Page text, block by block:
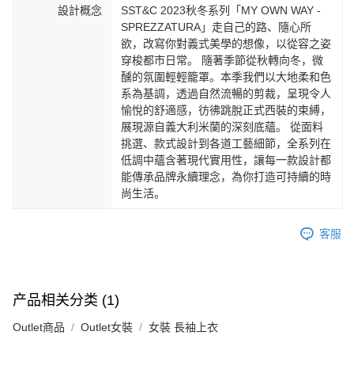
設計概念
SST&C 2023秋冬系列「MY OWN WAY -
SPREZZATURA」走自己的路、隨心所
欲，改寫你對義式美學的想像，以從容之姿
穿梭都市日常。 隨著季節從秋轉向冬，微
醺的氛圍輕輕籠罩。本季我們以大地柔和色
系為基調，透過自然流暢的剪裁，呈現令人
愉悅的舒適感，彷彿跳脫正式西裝的束縛，
展現源自義大利米蘭的深刻底蘊。 從面料
挑選、款式設計到各道工藝細節，全系列在
低調中蘊含著現代實用性，讓每一款設計都
能傳承品牌永續理念，為你打造可持續的時
尚生活。
客服
产品相关分类 (1)
Outlet商品 Outlet女裝 女裝 長袖上衣